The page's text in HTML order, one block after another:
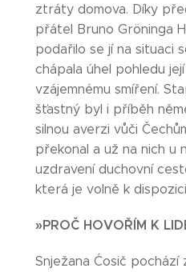
ztráty domova. Díky
přátel Bruno Gröninga
podařilo se jí na situaci
chápala úhel pohledu
vzájemnému smíření.
šťastný byl i příběh
silnou averzi vůči
překonal a už na nich u
uzdravení duchovní
která je volně k
»PROČ HOVOŘÍM K
Snježana Ćosič